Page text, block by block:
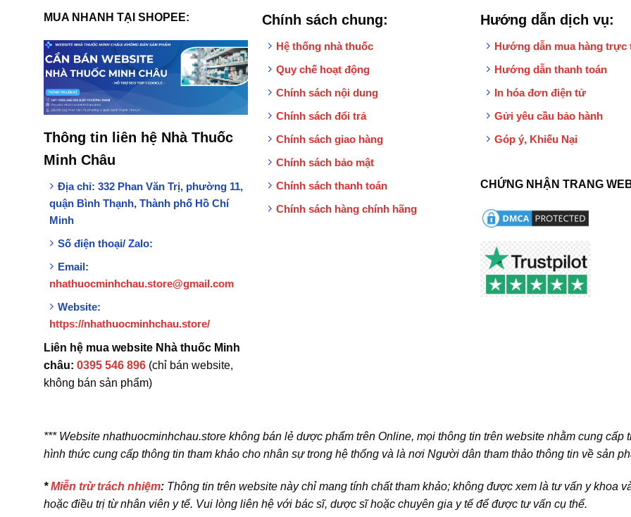
MUA NHANH TẠI SHOPEE:
Thông tin liên hệ Nhà Thuốc
Minh Châu
Địa chỉ: 332 Phan Văn Trị, phường 11,
quận Bình Thạnh, Thành phố Hồ Chí
Minh
Số điện thoại/ Zalo:
Email:
nhathuocminhchau.store@gmail.com
Website:
https://nhathuocminhchau.store/
Liên hệ mua website Nhà thuốc Minh
châu: 0395 546 896(chỉ bán website,
không bán sản phẩm)
Chính sách chung:
Hệ thống nhà thuốc
Quy chế hoạt động
Chính sách nội dung
Chính sách đổi trả
Chính sách giao hàng
Chính sách bảo mật
Chính sách thanh toán
Chính sách hàng chính hãng
Hướng dẫn dịch vụ:
Hướng dẫn mua hàng trực
Hướng dẫn thanh toán
In hóa đơn điện tử
Gửi yêu cầu bảo hành
Góp ý, Khiếu Nại
CHỨNG NHẬN TRANG
*** Website nhathuocminhchau.store không bán lẻ dược phẩm trên Online, mọi thông tin trên website nhằm cung
hình thức cung cấp thông tin tham khảo cho nhân sự trong hệ thống và là nơi Người dân tham thảo thông tin về sản
*Miễn trừ trách nhiệm: Thông tin trên website này chỉ mang tính chất tham khảo; không được xem là tư vấn y khoa
hoặc điều trị từ nhân viên y tế. Vui lòng liên hệ với bác sĩ, dược sĩ hoặc chuyên gia y tế để được tư vấn cụ thể.